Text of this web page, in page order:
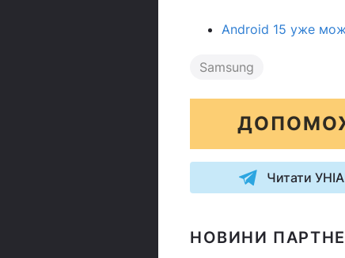
Android 15 уже
Samsung
Читати
НОВИНИ